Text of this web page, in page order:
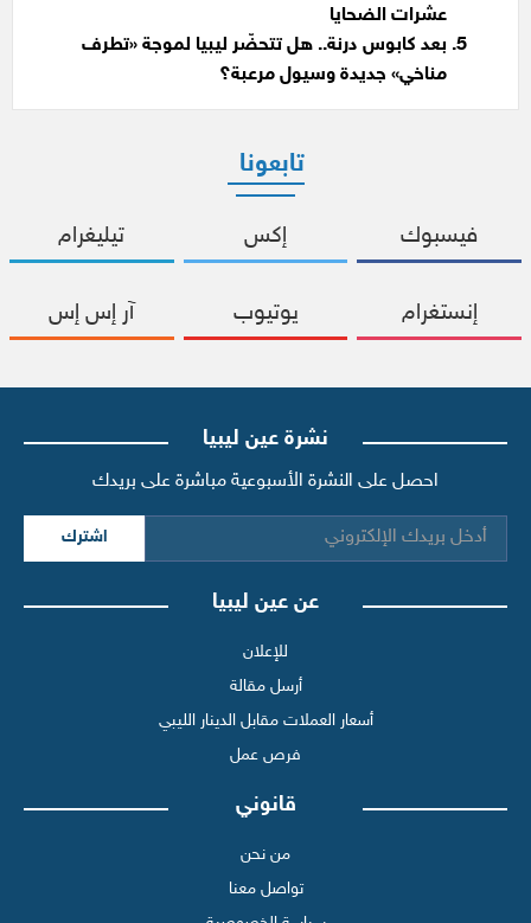
عشرات الضحايا
بعد كابوس درنة.. هل تتحضّر ليبيا لموجة «تطرف
مناخي» جديدة وسيول مرعبة؟
تابعونا
فيسبوك إكس تيليغرام
إنستغرام يوتيوب آر إس إس
نشرة عين ليبيا
احصل على النشرة الأسبوعية مباشرة على بريدك
اشترك
عن عين ليبيا
للإعلان
أرسل مقالة
أسعار العملات مقابل الدينار الليبي
فرص عمل
قانوني
من نحن
تواصل معنا